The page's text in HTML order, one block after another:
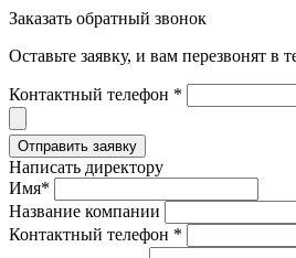
Заказать обратный звонок
Оставьте заявку, и вам перезвонят в
Контактный телефон *
Написать директору
Имя*
Название компании
Контактный телефон *